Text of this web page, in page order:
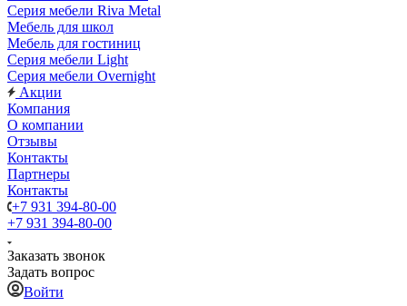
Серия мебели Riva Metal
Мебель для школ
Мебель для гостиниц
Серия мебели Light
Серия мебели Overnight
Акции
Компания
О компании
Отзывы
Контакты
Партнеры
Контакты
+7 931 394-80-00
+7 931 394-80-00
Заказать звонок
Задать вопрос
Войти